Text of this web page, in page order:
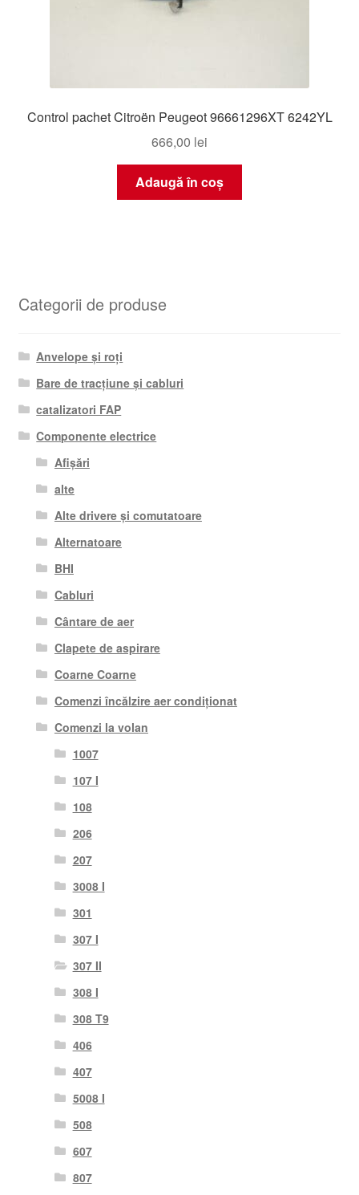
Control pachet Citroën Peugeot 96661296XT 6242YL
666,00 lei
Adaugă în coș
Categorii de produse
Anvelope și roți
Bare de tracțiune și cabluri
catalizatori FAP
Componente electrice
Afișări
alte
Alte drivere și comutatoare
Alternatoare
BHI
Cabluri
Cântare de aer
Clapete de aspirare
Coarne Coarne
Comenzi încălzire aer condiționat
Comenzi la volan
1007
107 I
108
206
207
3008 I
301
307 I
307 II
308 I
308 T9
406
407
5008 I
508
607
807